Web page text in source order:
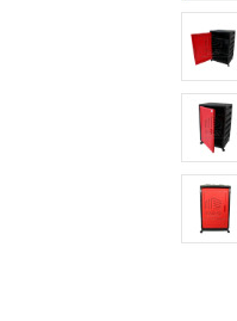
DISTRIBUIDOR
OFICIAL
TANER EN
QUERÉTARO